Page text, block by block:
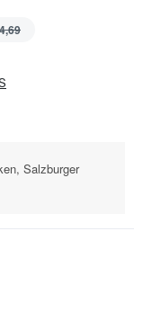
Salzburger